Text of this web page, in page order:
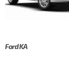
Ford KA